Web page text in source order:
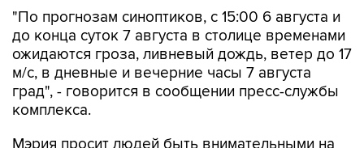
"По прогнозам синоптиков, с 15:00 6 августа и
до конца суток 7 августа в столице временами
ожидаются гроза, ливневый дождь, ветер до 17
м/с, в дневные и вечерние часы 7 августа
град", - говорится в сообщении пресс-службы
комплекса.